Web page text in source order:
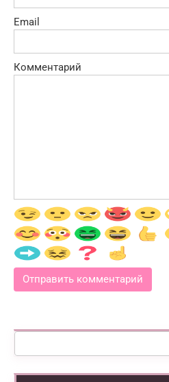
Email
Комментарий